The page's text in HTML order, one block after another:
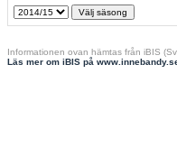
Informationen ovan hämtas från iBIS
Läs mer om iBIS på